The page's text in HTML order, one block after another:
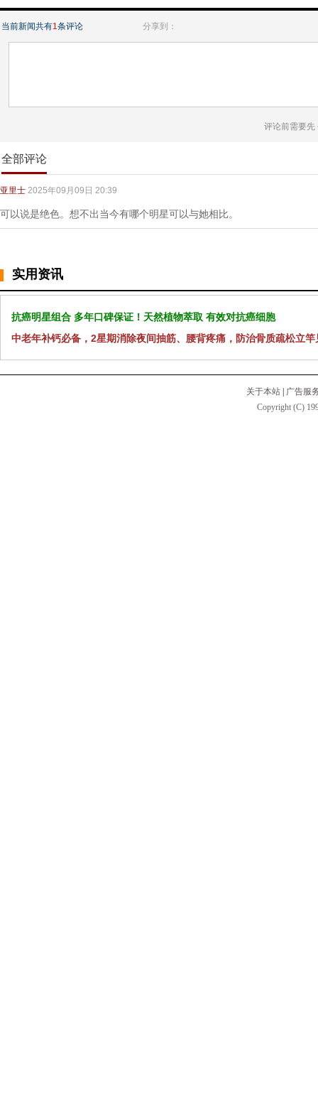
当前新闻共有1条评论 分享到：
评论前需要先
全部评论
亚里士 2025年09月09日 20:39
可以说是绝色。想不出当今有哪个明星可以与她相比。
实用资讯
抗癌明星组合 多年口碑保证！天然植物萃取 有效对抗癌细胞
中老年补钙必备，2星期消除夜间抽筋、腰背疼痛，防治骨质疏松立竿
关于本站
广告服
Copyright (C)